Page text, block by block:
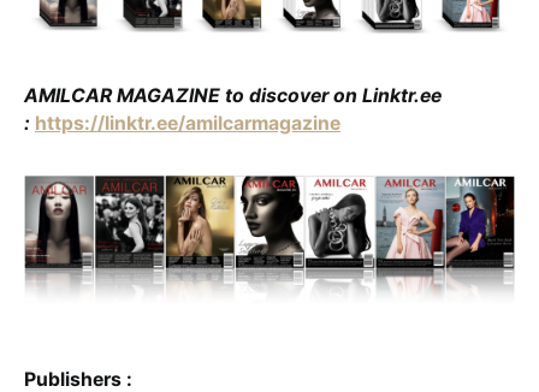
AMILCAR MAGAZINE to discover on Linktr.ee
: https://linktr.ee/amilcarmagazine
Publishers :